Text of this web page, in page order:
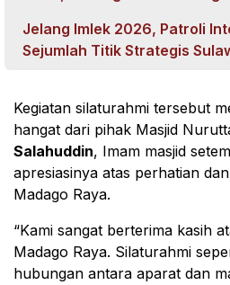
Jelang Imlek 2026, Patroli
Sejumlah Titik Strategis
Kegiatan silaturahmi tersebut
hangat dari pihak Masjid
Salahuddin, Imam masjid
apresiasinya atas perhatian
Madago Raya.
“Kami sangat berterima kasih
Madago Raya. Silaturahmi
hubungan antara aparat dan